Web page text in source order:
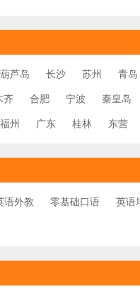
葫芦岛 长沙 苏州 青岛
齐 合肥 宁波 秦皇岛
福州 广东 桂林 东营
语外教 零基础口语 英语